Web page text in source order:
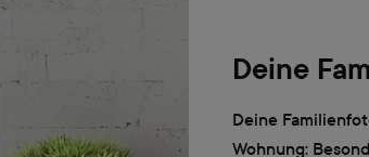
Deine
Deine
Wohnung: